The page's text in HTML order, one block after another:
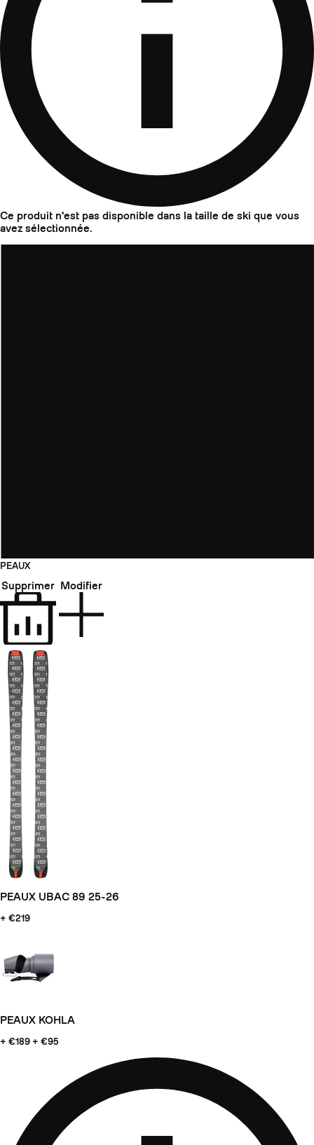
Ce produit n'est pas disponible dans la taille de ski que vous
avez sélectionnée.
PEAUX
Supprimer Modifier
PEAUX UBAC 89 25-26
+ €219
PEAUX KOHLA
+ €189 + €95